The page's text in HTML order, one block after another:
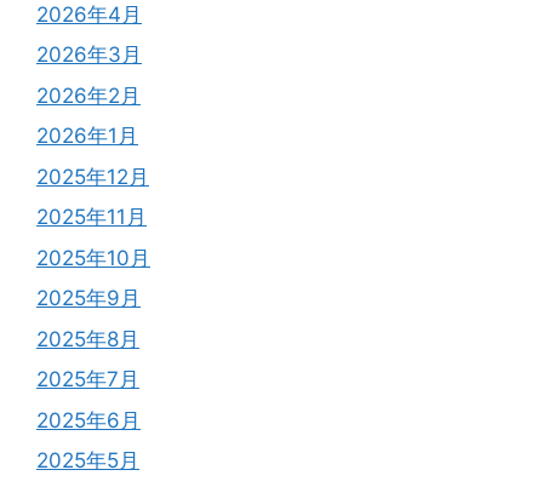
2026年4月
2026年3月
2026年2月
2026年1月
2025年12月
2025年11月
2025年10月
2025年9月
2025年8月
2025年7月
2025年6月
2025年5月